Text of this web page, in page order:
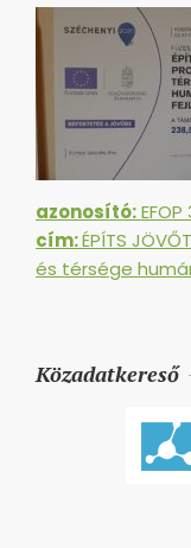
azonosító:
cím:ÉPÍTS
és térsége
Közadatkereső